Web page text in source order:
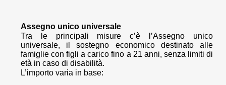
Assegno unico universale
Tra le principali misure c’è l’Assegno unico
universale, il sostegno economico destinato alle
famiglie con figli a carico fino a 21 anni, senza limiti di
età in caso di disabilità.
L’importo varia in base: